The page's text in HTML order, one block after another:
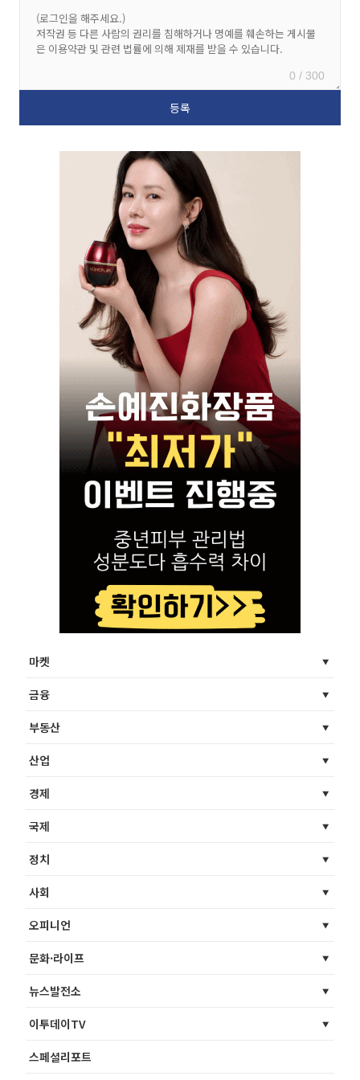
0 / 300
마켓
금융
부동산
산업
경제
국제
정치
사회
오피니언
문화·라이프
뉴스발전소
이투데이TV
스페셜리포트